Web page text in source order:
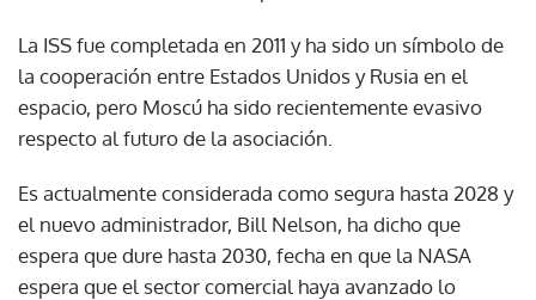
La ISS fue completada en 2011 y ha sido un símbolo de
la cooperación entre Estados Unidos y Rusia en el
espacio, pero Moscú ha sido recientemente evasivo
respecto al futuro de la asociación.
Es actualmente considerada como segura hasta 2028 y
el nuevo administrador, Bill Nelson, ha dicho que
espera que dure hasta 2030, fecha en que la NASA
espera que el sector comercial haya avanzado lo